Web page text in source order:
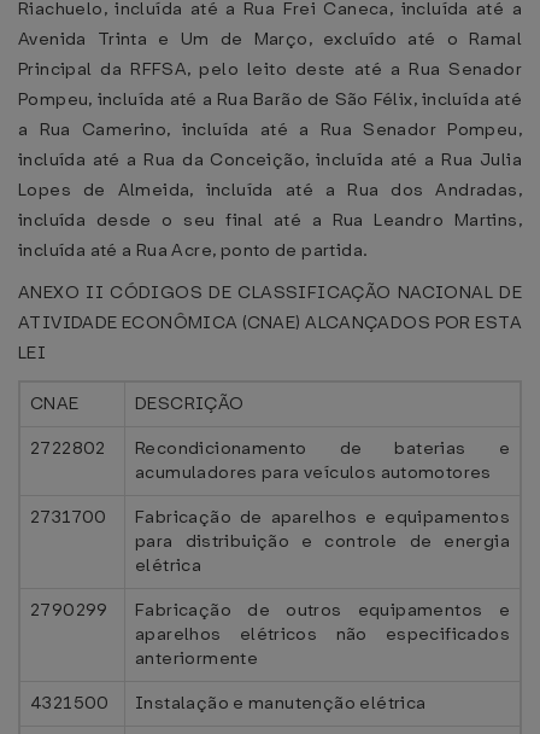
Riachuelo, incluída até a Rua Frei Caneca, incluída até a
Avenida Trinta e Um de Março, excluído até o Ramal
Principal da RFFSA, pelo leito deste até a Rua Senador
Pompeu, incluída até a Rua Barão de São Félix, incluída até
a Rua Camerino, incluída até a Rua Senador Pompeu,
incluída até a Rua da Conceição, incluída até a Rua Julia
Lopes de Almeida, incluída até a Rua dos Andradas,
incluída desde o seu final até a Rua Leandro Martins,
incluída até a Rua Acre, ponto de partida.
ANEXO II CÓDIGOS DE CLASSIFICAÇÃO NACIONAL DE
ATIVIDADE ECONÔMICA (CNAE) ALCANÇADOS POR ESTA
LEI
CNAE
DESCRIÇÃO
2722802
Recondicionamento de baterias e
acumuladores para veículos automotores
2731700
Fabricação de aparelhos e equipamentos
para distribuição e controle de energia
elétrica
2790299
Fabricação de outros equipamentos e
aparelhos elétricos não especificados
anteriormente
4321500
Instalação e manutenção elétrica